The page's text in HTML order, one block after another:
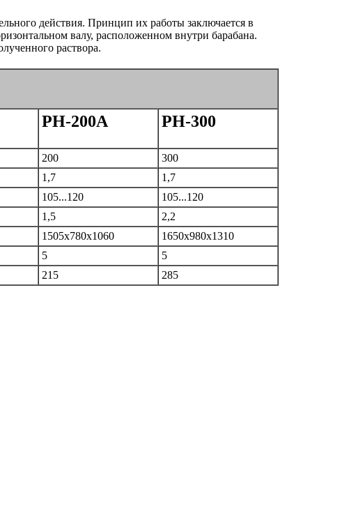
действия. Принцип их работы заключается в
валу, расположенном внутри барабана.
раствора.
РН-200А РН-300
200
300
1,7
1,7
105...120
105...120
1,5
2,2
1505х780х1060
1650х980х1310
5
5
215
285